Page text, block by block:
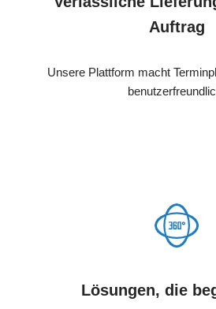
Auftrag
Unsere Plattform macht
Lösungen, die